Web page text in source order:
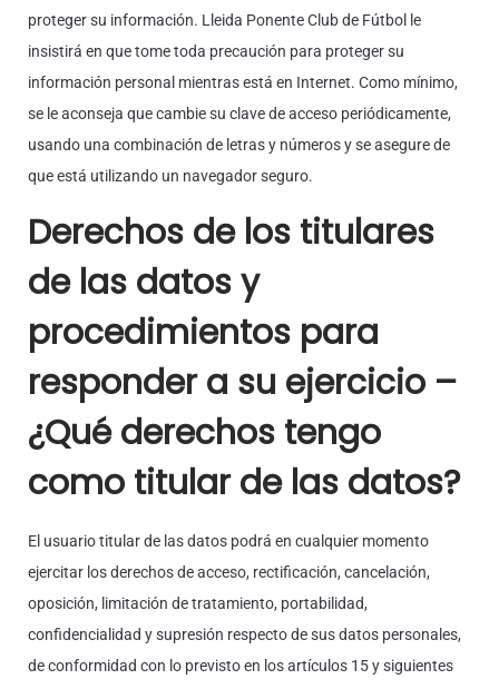
proteger su información. Lleida Ponente Club de Fútbol le
insistirá en que tome toda precaución para proteger su
información personal mientras está en Internet. Como mínimo,
se le aconseja que cambie su clave de acceso periódicamente,
usando una combinación de letras y números y se asegure de
que está utilizando un navegador seguro.
Derechos de los titulares
de las datos y
procedimientos para
responder a su ejercicio –
¿Qué derechos tengo
como titular de las datos?
El usuario titular de las datos podrá en cualquier momento
ejercitar los derechos de acceso, rectificación, cancelación,
oposición, limitación de tratamiento, portabilidad,
confidencialidad y supresión respecto de sus datos personales,
de conformidad con lo previsto en los artículos 15 y siguientes